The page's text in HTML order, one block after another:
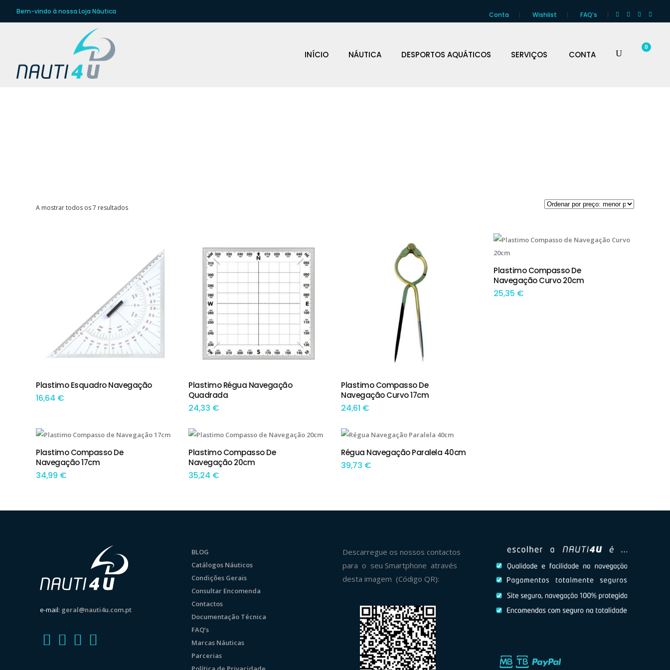
Bem-vindo à nossa Loja Náutica Conta Wishlist FAQ’s
INÍCIO NÁUTICA DESPORTOS AQUÁTICOS SERVIÇOS CONTA
0
A mostrar todos os 7 resultadosOrdenado
para
maior
ADICIONAR
Plastimo Esquadro Navegação
16,64 €
ADICIONAR
Plastimo Régua Navegação
Quadrada
24,33 €
ADICIONAR
Plastimo Compasso De
Navegação Curvo 17cm
24,61 €
ADICIONAR
Plastimo Compasso De
Navegação Curvo 20cm
25,35 €
ADICIONAR
Plastimo Compasso De
Navegação 17cm
34,99 €
ADICIONAR
Plastimo Compasso De
Navegação 20cm
35,24 €
ADICIONAR
Régua Navegação Paralela 40cm
39,73 €
e-mail: geral@nauti4u.com.pt
BLOG
Catálogos Náuticos
Condições Gerais
Consultar Encomenda
Contactos
Documentação Técnica
FAQ’s
Marcas Náuticas
Parcerias
Descarregue os nossos contactos
para o seu Smartphone através
desta imagem (Código QR):